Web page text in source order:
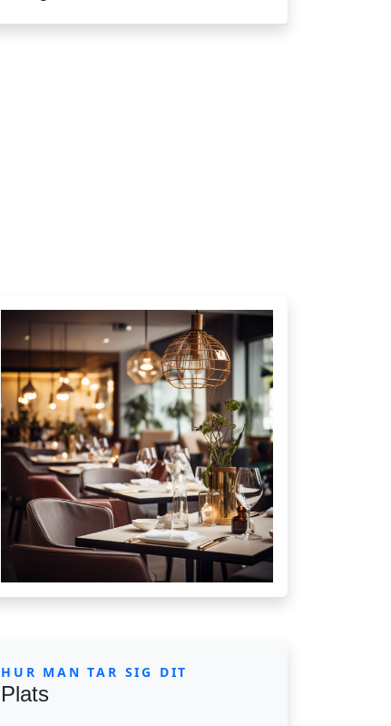
HUR MAN TAR SIG DIT
Plats